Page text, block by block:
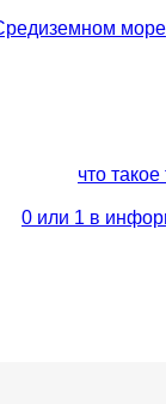
море
что
0 или 1 в